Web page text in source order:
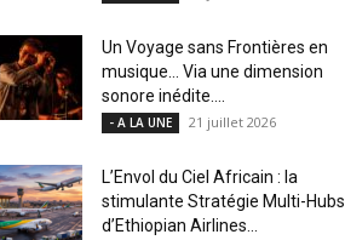
Un Voyage sans Frontières en
musique… Via une dimension
sonore inédite....
- A LA UNE 21 juillet 2026
L’Envol du Ciel Africain : la
stimulante Stratégie Multi-Hubs
d’Ethiopian Airlines...